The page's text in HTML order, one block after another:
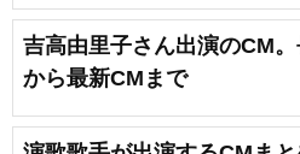
吉高由里子さん出演のCM
から最新CMまで